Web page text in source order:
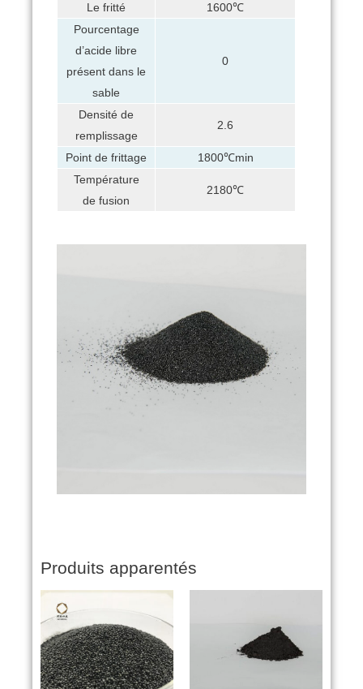
Le fritté
1600℃
Pourcentage
d’acide libre
présent dans le
sable
0
Densité de
remplissage
2.6
Point de frittage
1800℃min
Température
de fusion
2180℃
Produits apparentés